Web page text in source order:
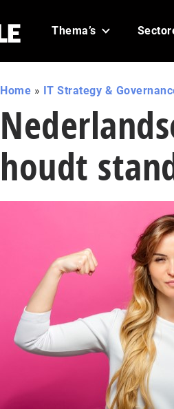
Thema’s
Home » IT Strategy &
houdt